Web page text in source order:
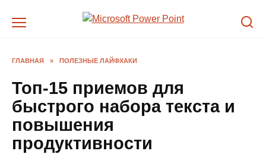
ГЛАВНАЯ » ПОЛЕЗНЫЕ ЛАЙФХАКИ
Топ-15 приемов для
быстрого набора текста и
повышения
продуктивности